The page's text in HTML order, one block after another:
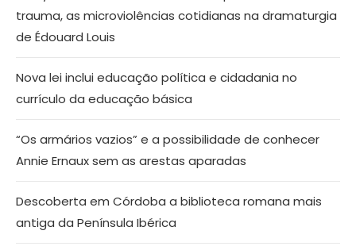
trauma, as microviolências cotidianas na dramaturgia
de Édouard Louis
Nova lei inclui educação política e cidadania no
currículo da educação básica
“Os armários vazios” e a possibilidade de conhecer
Annie Ernaux sem as arestas aparadas
Descoberta em Córdoba a biblioteca romana mais
antiga da Península Ibérica